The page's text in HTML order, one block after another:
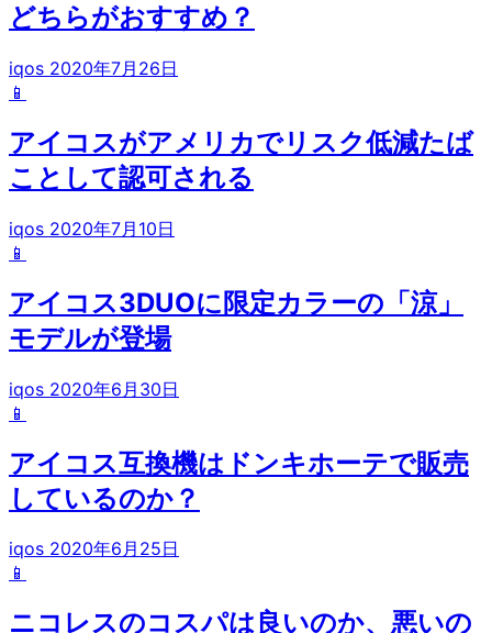
どちらがおすすめ？
iqos 2020年7月26日
📱
アイコスがアメリカでリスク低減たば
ことして認可される
iqos 2020年7月10日
📱
アイコス3DUOに限定カラーの「涼」
モデルが登場
iqos 2020年6月30日
📱
アイコス互換機はドンキホーテで販売
しているのか？
iqos 2020年6月25日
📱
ニコレスのコスパは良いのか、悪いの